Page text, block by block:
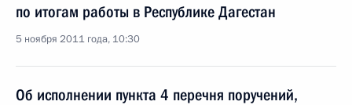
по итогам работы в Республике Дагестан
5 ноября 2011 года, 10:30
Об исполнении пункта 4 перечня поручений,